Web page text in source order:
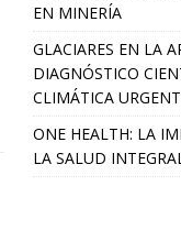
EN MINERÍA
GLACIARES EN LA
DIAGNÓSTICO
CLIMÁTICA
ONE HEALTH: LA
LA SALUD